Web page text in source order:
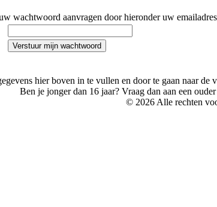
wachtwoord aanvragen door hieronder uw
hier boven in te vullen en door te gaan naar de
Ben je jonger dan 16 jaar? Vraag dan aan een
© 2026 Alle rechten